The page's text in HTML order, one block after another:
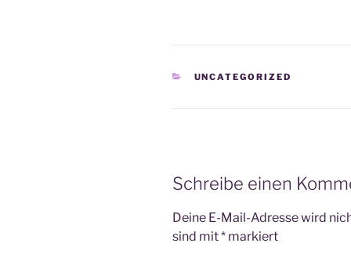
KATEGORIEN
UNCATEGORIZED
Schreibe einen
Deine E-Mail-Adresse wird
sind mit* markiert